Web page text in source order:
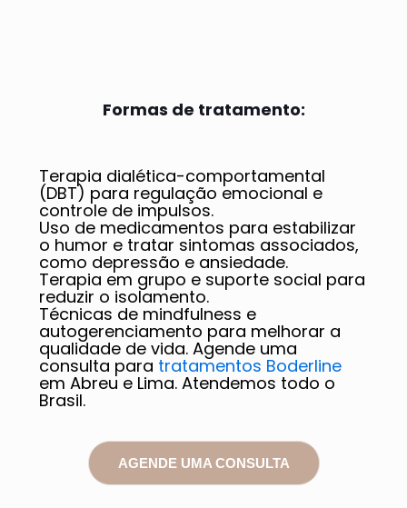
Formas de tratamento:
Terapia dialética-comportamental
(DBT) para regulação emocional e
controle de impulsos.
Uso de medicamentos para estabilizar
o humor e tratar sintomas associados,
como depressão e ansiedade.
Terapia em grupo e suporte social para
reduzir o isolamento.
Técnicas de mindfulness e
autogerenciamento para melhorar a
qualidade de vida. Agende uma
consulta para tratamentos Boderline
em Abreu e Lima. Atendemos todo o
Brasil.
AGENDE UMA CONSULTA